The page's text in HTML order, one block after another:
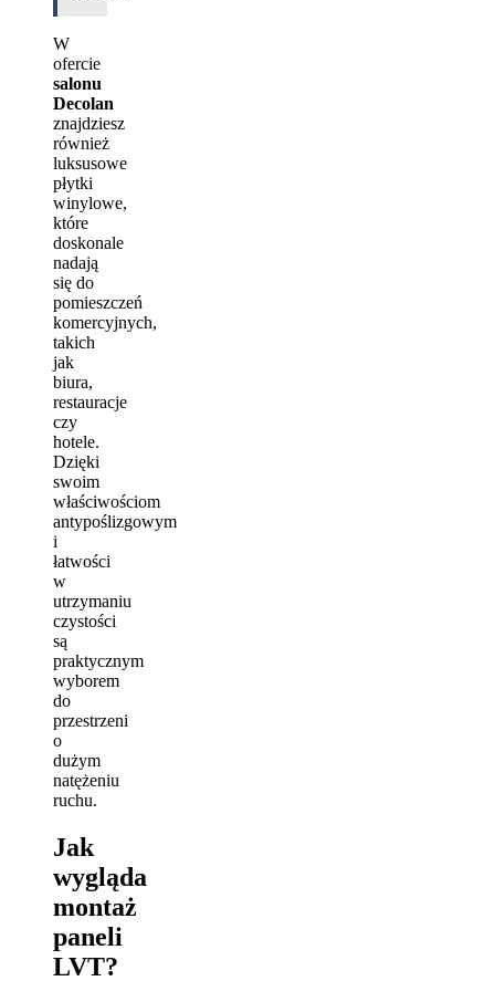
W
ofercie
salonu
Decolan
znajdziesz
również
luksusowe
płytki
winylowe,
które
doskonale
nadają
się do
pomieszczeń
komercyjnych,
takich
jak
biura,
restauracje
czy
hotele.
Dzięki
swoim
właściwościom
antypoślizgowym
i
łatwości
w
utrzymaniu
czystości
są
praktycznym
wyborem
do
przestrzeni
o
dużym
natężeniu
ruchu.
Jak
wygląda
montaż
paneli
LVT?